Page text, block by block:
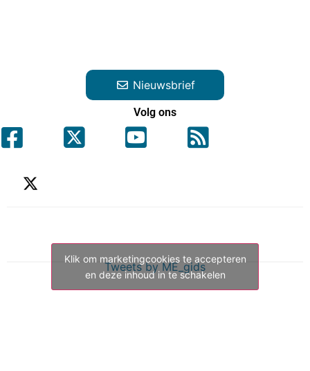
Nieuwsbrief
Volg ons
Tweets by ME_gids
Klik om marketingcookies te accepteren
en deze inhoud in te schakelen